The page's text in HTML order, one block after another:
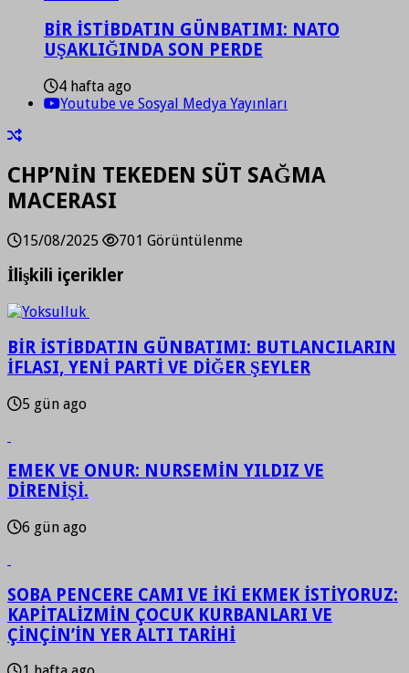
BİR İSTİBDATIN GÜNBATIMI: NATO
UŞAKLIĞINDA SON PERDE
4 hafta ago
Youtube ve Sosyal Medya Yayınları
CHP’NİN TEKEDEN SÜT SAĞMA
MACERASI
15/08/2025 701 Görüntülenme
İlişkili içerikler
BİR İSTİBDATIN GÜNBATIMI: BUTLANCILARIN
İFLASI, YENİ PARTİ VE DİĞER ŞEYLER
5 gün ago
EMEK VE ONUR: NURSEMİN YILDIZ VE
DİRENİŞİ.
6 gün ago
SOBA PENCERE CAMI VE İKİ EKMEK İSTİYORUZ:
KAPİTALİZMİN ÇOCUK KURBANLARI VE
ÇİNÇİN’İN YER ALTI TARİHİ